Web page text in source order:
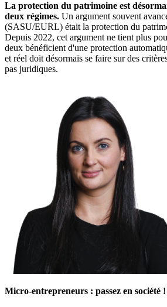
La protection du patrimoine est
deux régimes. Un argument souvent
(SASU/EURL) était la protection du
Depuis 2022, cet argument ne tient plus
deux bénéficient d'une protection
et réel doit désormais se faire sur des
pas juridiques.
Micro-entrepreneurs : passez en société !